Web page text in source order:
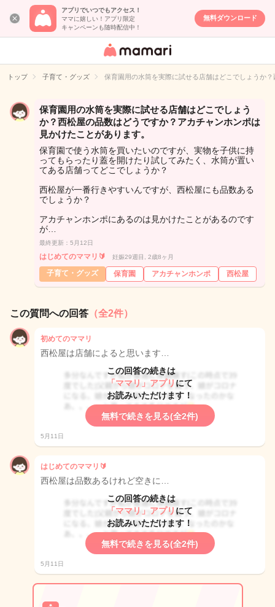
アプリでいつでもアクセス！
ママに嬉しい！アプリ限定
キャンペーンも随時配信中！
無料ダウンロード
女性専用匿名QA
イト
トップ 子育て・グッズ 保育園用の水筒を実際に試せる店舗はどこでしょうか
保育園用の水筒を実際に試せる店舗はどこでしょう
か？西松屋の品数はどうですか？アカチャンホンポは
見かけたことがあります。
保育園で使う水筒を買いたいのですが、実物を子供に持
ってもらったり蓋を開けたり試してみたく、水筒が置い
てある店舗ってどこでしょうか？
西松屋が一番行きやすいんですが、西松屋にも品数ある
でしょうか？
アカチャンホンポにあるのは見かけたことがあるのです
が…
最終更新：5月12日
はじめてのママリ🔰 妊娠29週目, 2歳8ヶ月
子育て・グッズ 保育園 アカチャンホンポ 西松屋
この質問への回答 （全2件）
初めてのママリ
西松屋は店舗によると思います…
この回答の続きは
「ママリ」アプリ にて
お読みいただけます！
無料で続きを見る(全2件)
5月11日
はじめてのママリ🔰
西松屋は品数あるけれど空きに…
この回答の続きは
「ママリ」アプリ にて
お読みいただけます！
無料で続きを見る(全2件)
5月11日